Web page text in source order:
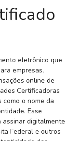
eletrônico que
empresas,
online de
Certificadoras
o nome da
Esse
digitalmente
Federal e outros